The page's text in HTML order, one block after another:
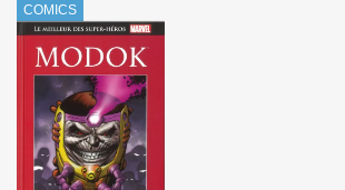
COMICS